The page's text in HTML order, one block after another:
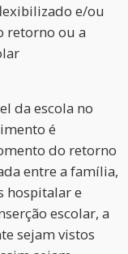
e/ou
retorno ou a
da escola no
é
do retorno
entre a família,
hospitalar e
escolar, a
sejam vistos